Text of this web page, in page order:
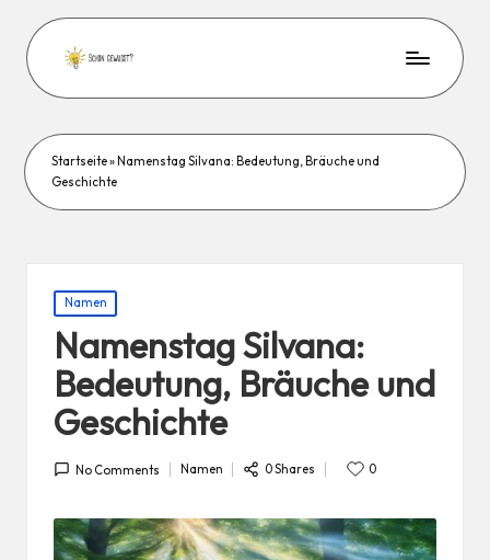
Startseite» Namenstag Silvana: Bedeutung, Bräuche und
Geschichte
Posted
in
Namen
Namenstag Silvana:
Bedeutung, Bräuche und
Geschichte
No Comments
Posted
Namen 0 Shares 0